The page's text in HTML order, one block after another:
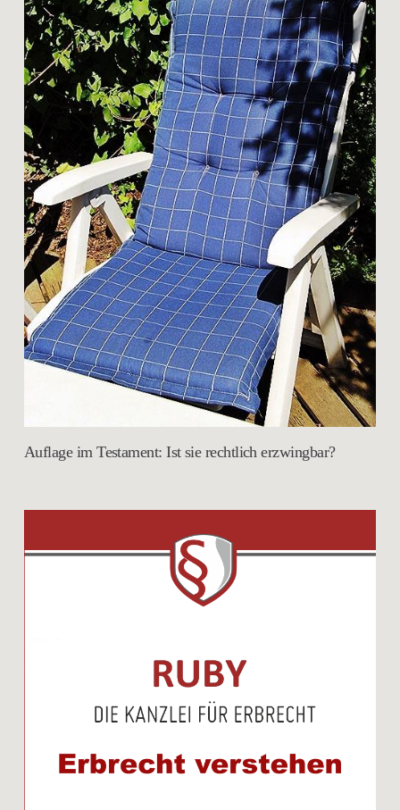
Auflage im Testament: Ist sie rechtlich erzwingbar?